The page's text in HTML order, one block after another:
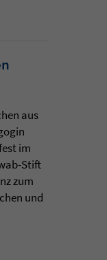
aus
im
Stift
zum
und